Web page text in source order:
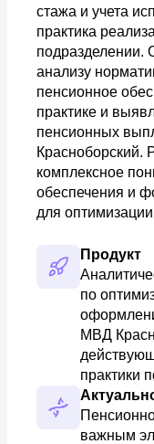
стажа и учета
практика
подразделении.
анализу
пенсионное
практике и
пенсионных
Красноборский.
комплексное
обеспечения и
для
Продукт
по
МВД
практики
важным